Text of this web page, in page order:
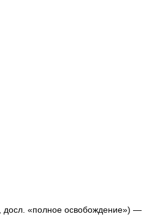
, досл. «полное освобождение») —